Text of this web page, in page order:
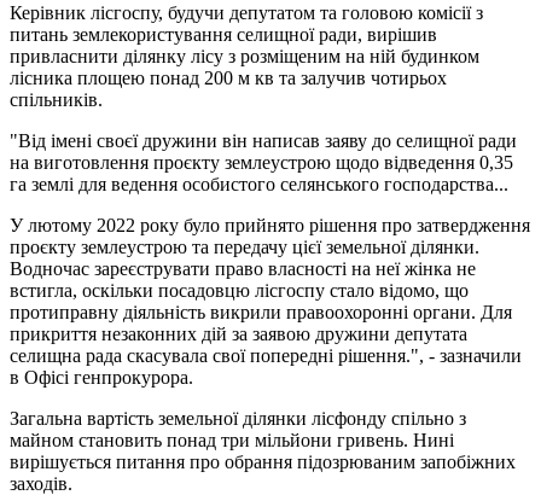
Керівник лісгоспу, будучи депутатом та головою комісії з
питань землекористування селищної ради, вирішив
привласнити ділянку лісу з розміщеним на ній будинком
лісника площею понад 200 м кв та залучив чотирьох
спільників.
"Від імені своєї дружини він написав заяву до селищної ради
на виготовлення проєкту землеустрою щодо відведення 0,35
га землі для ведення особистого селянського господарства...
У лютому 2022 року було прийнято рішення про затвердження
проєкту землеустрою та передачу цієї земельної ділянки.
Водночас зареєструвати право власності на неї жінка не
встигла, оскільки посадовцю лісгоспу стало відомо, що
протиправну діяльність викрили правоохоронні органи. Для
прикриття незаконних дій за заявою дружини депутата
селищна рада скасувала свої попередні рішення.", - зазначили
в Офісі генпрокурора.
Загальна вартість земельної ділянки лісфонду спільно з
майном становить понад три мільйони гривень. Нині
вирішується питання про обрання підозрюваним запобіжних
заходів.